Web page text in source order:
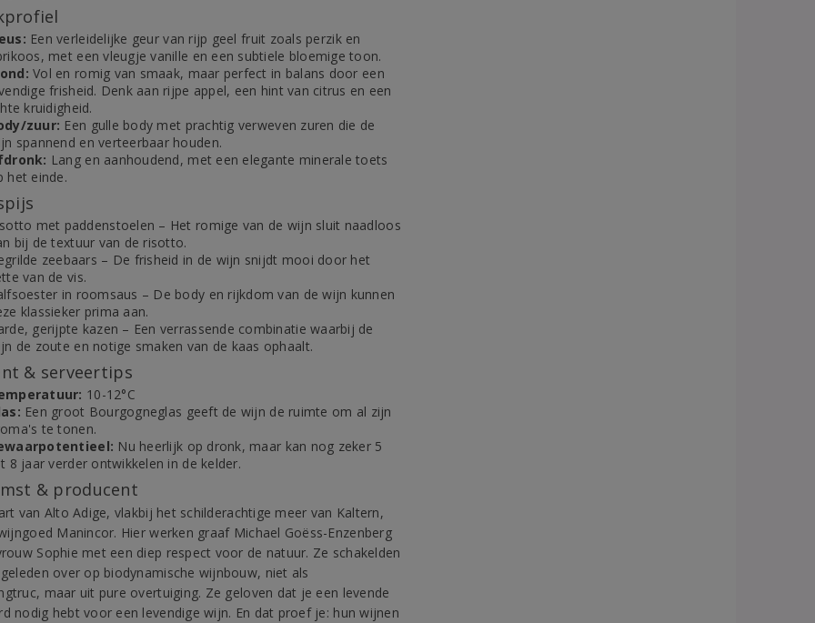
Een verleidelijke geur van rijp geel fruit zoals perzik en
met een vleugje vanille en een subtiele bloemige toon.
Vol en romig van smaak, maar perfect in balans door een
frisheid. Denk aan rijpe appel, een hint van citrus en een
kruidigheid.
zuur: Een gulle body met prachtig verweven zuren die de
spannend en verteerbaar houden.
Lang en aanhoudend, met een elegante minerale toets
het einde.
met paddenstoelen – Het romige van de wijn sluit naadloos
bij de textuur van de risotto.
zeebaars – De frisheid in de wijn snijdt mooi door het
van de vis.
in roomsaus – De body en rijkdom van de wijn kunnen
klassieker prima aan.
gerijpte kazen – Een verrassende combinatie waarbij de
de zoute en notige smaken van de kaas ophaalt.
& serveertips
10-12°C
Een groot Bourgogneglas geeft de wijn de ruimte om al zijn
te tonen.
Nu heerlijk op dronk, maar kan nog zeker 5
8 jaar verder ontwikkelen in de kelder.
& producent
van Alto Adige, vlakbij het schilderachtige meer van Kaltern,
Manincor. Hier werken graaf Michael Goëss-Enzenberg
Sophie met een diep respect voor de natuur. Ze schakelden
over op biodynamische wijnbouw, niet als
maar uit pure overtuiging. Ze geloven dat je een levende
nodig hebt voor een levendige wijn. En dat proef je: hun wijnen